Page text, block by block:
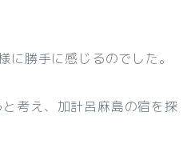
勝手に感じるのでした。
考え、加計呂麻島の宿を探